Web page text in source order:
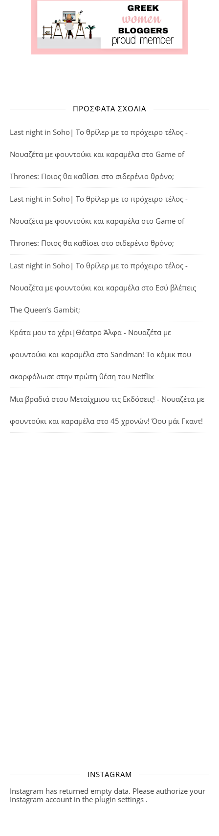
ΠΡΌΣΦΑΤΑ ΣΧΌΛΙΑ
Last night in Soho| Το θρίλερ με το πρόχειρο τέλος -
Νουαζέτα με φουντούκι και καραμέλα στο Game of
Thrones: Ποιος θα καθίσει στο σιδερένιο θρόνο;
Last night in Soho| Το θρίλερ με το πρόχειρο τέλος -
Νουαζέτα με φουντούκι και καραμέλα στο Game of
Thrones: Ποιος θα καθίσει στο σιδερένιο θρόνο;
Last night in Soho| Το θρίλερ με το πρόχειρο τέλος -
Νουαζέτα με φουντούκι και καραμέλα στο Εσύ βλέπεις
The Queen’s Gambit;
Κράτα μου το χέρι|Θέατρο Άλφα - Νουαζέτα με
φουντούκι και καραμέλα στο Sandman! Το κόμικ που
σκαρφάλωσε στην πρώτη θέση του Netflix
Μια βραδιά στου Μεταίχμιου τις Εκδόσεις! - Νουαζέτα με
φουντούκι και καραμέλα στο 45 χρονών! Όου μάι Γκαντ!
INSTAGRAM
Instagram has returned empty data. Please authorize your
Instagram account in the plugin settings .